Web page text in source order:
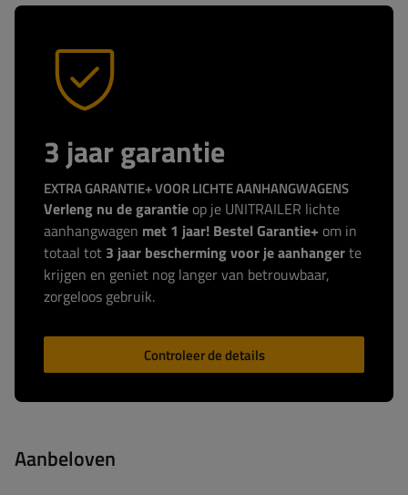
3 jaar garantie
EXTRA GARANTIE+ VOOR LICHTE AANHANGWAGENS
Verleng nu de garantie op je UNITRAILER lichte
aanhangwagen met 1 jaar! Bestel Garantie+ om in
totaal tot 3 jaar bescherming voor je aanhangerte
krijgen en geniet nog langer van betrouwbaar,
zorgeloos gebruik.
Controleer de details
Aanbeloven